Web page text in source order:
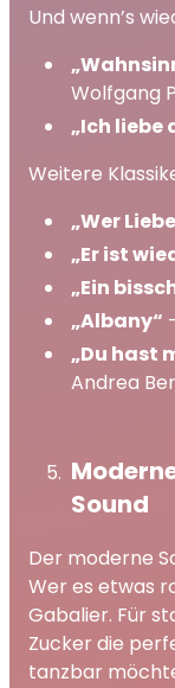
Und wenn’s
Wolfgang
„Ich liebe
Weitere
„Wer
„Er ist
„Ein
„Albany“
„Du hast
Andrea
Sound
Der moderne
Wer es etwas
Gabalier. Für
Zucker die
tanzbar